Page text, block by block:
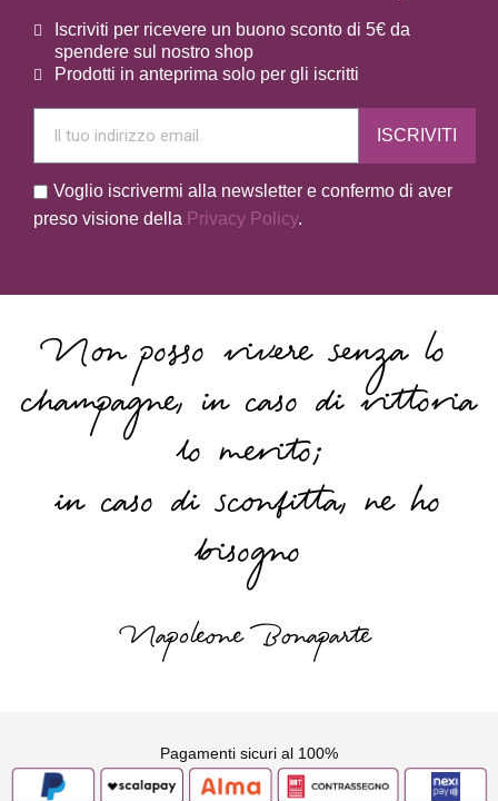
Iscriviti per ricevere un buono sconto di 5€ da
spendere sul nostro shop
Prodotti in anteprima solo per gli iscritti
ISCRIVITI
Voglio iscrivermi alla newsletter e confermo di aver
preso visione della Privacy Policy.
Non posso vivere senza lo
champagne, in caso di vittoria
lo merito;
in caso di sconfitta, ne ho
bisogno
Napoleone Bonaparte
Pagamenti sicuri al 100%